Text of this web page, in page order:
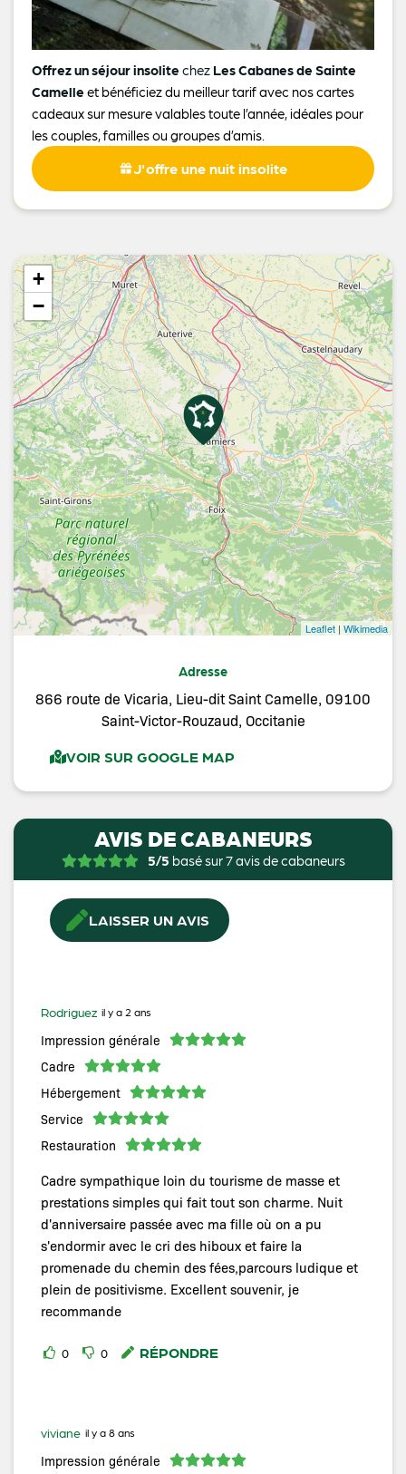
Offrez un séjour insolite chez Les Cabanes de Sainte
Camelle et bénéficiez du meilleur tarif avec nos cartes
cadeaux sur mesure valables toute l’année, idéales pour
les couples, familles ou groupes d’amis.
J'offre une nuit insolite
+
−
Leaflet | Wikimedia
Adresse
866 route de Vicaria, Lieu-dit Saint Camelle, 09100
Saint-Victor-Rouzaud, Occitanie
VOIR SUR GOOGLE MAP
AVIS DE CABANEURS
5/5 basé sur 7 avis de cabaneurs
LAISSER UN AVIS
Rodriguez il y a 2 ans
Impression générale
Cadre
Hébergement
Service
Restauration
Cadre sympathique loin du tourisme de masse et
prestations simples qui fait tout son charme. Nuit
d'anniversaire passée avec ma fille où on a pu
s'endormir avec le cri des hiboux et faire la
promenade du chemin des fées,parcours ludique et
plein de positivisme. Excellent souvenir, je
recommande
0 0 RÉPONDRE
viviane il y a 8 ans
Impression générale